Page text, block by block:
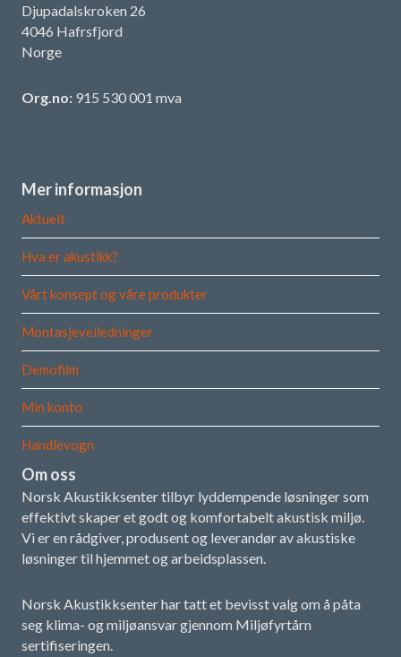
Djupadalskroken 26
4046 Hafrsfjord
Norge
Org.no: 915 530 001 mva
Mer informasjon
Aktuelt
Hva er akustikk?
Vårt konsept og våre produkter
Montasjeveiledninger
Demofilm
Min konto
Handlevogn
Om oss
Norsk Akustikksenter tilbyr lyddempende løsninger som
effektivt skaper et godt og komfortabelt akustisk miljø.
Vi er en rådgiver, produsent og leverandør av akustiske
løsninger til hjemmet og arbeidsplassen.
Norsk Akustikksenter har tatt et bevisst valg om å påta
seg klima- og miljøansvar gjennom Miljøfyrtårn
sertifiseringen.